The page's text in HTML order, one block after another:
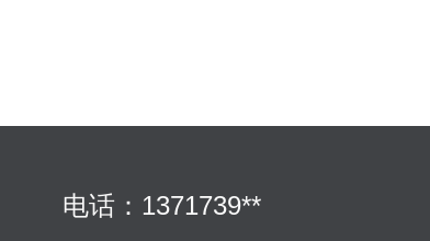
电话：1371739**